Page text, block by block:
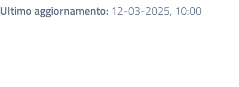
Ultimo aggiornamento: 12-03-2025, 10:00